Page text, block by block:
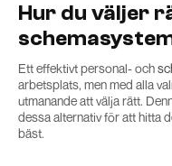
Hur du väljer
Ett effektivt personal- och
arbetsplats, men med alla
utmanande att välja rätt.
dessa alternativ för att hitta
bäst.